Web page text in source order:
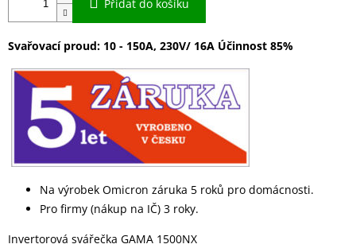
Přidat do košíku
Svařovací proud: 10 - 150A, 230V/ 16A Účinnost 85%
Na výrobek Omicron záruka 5 roků pro domácnosti.
Pro firmy (nákup na IČ) 3 roky.
Invertorová svářečka GAMA 1500NX